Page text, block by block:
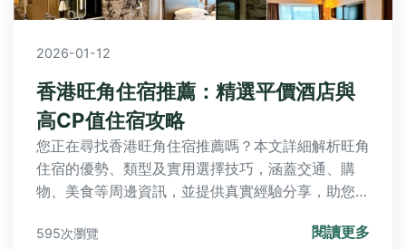
2026-01-12
香港旺角住宿推薦：精選平價酒店與
高CP值住宿攻略
您正在尋找香港旺角住宿推薦嗎？本文詳細解析旺角
住宿的優勢、類型及實用選擇技巧，涵蓋交通、購
物、美食等周邊資訊，並提供真實經驗分享，助您輕
595次瀏覽 閱讀更多